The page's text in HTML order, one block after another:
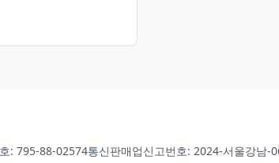
: 795-88-02574통신판매업신고번호: 2024-서울강남-